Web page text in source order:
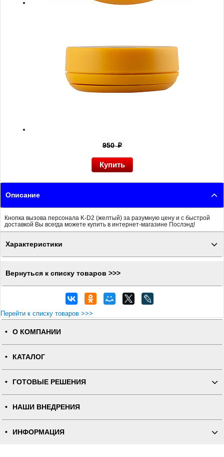
950p
Описание
Кнопка вызова персонала K-D2 (желтый) за разумную цену и с быстрой
доставкой Вы всегда можете купить в интернет-магазине Послэнд!
Характеристики
Вернуться к списку товаров >>>
Перейти к списку товаров >>>
О КОМПАНИИ
КАТАЛОГ
ГОТОВЫЕ РЕШЕНИЯ
НАШИ ВНЕДРЕНИЯ
ИНФОРМАЦИЯ